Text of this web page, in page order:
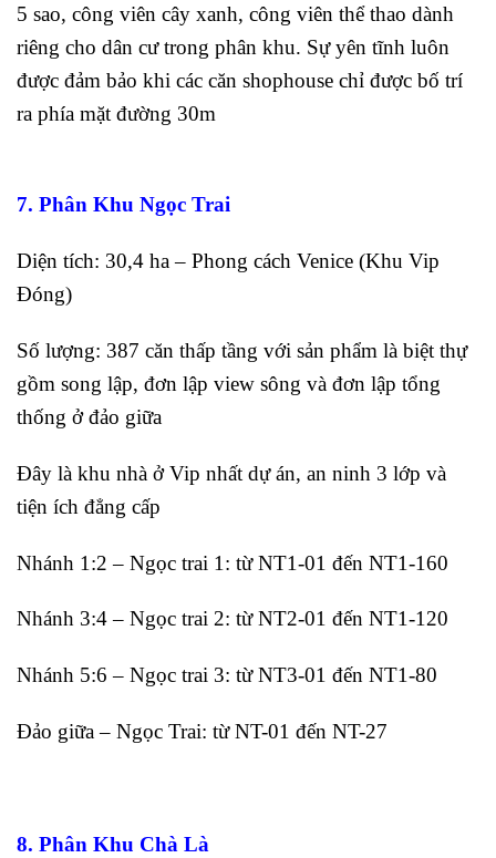
5 sao, công viên cây xanh, công viên thể thao dành
riêng cho dân cư trong phân khu. Sự yên tĩnh luôn
được đảm bảo khi các căn shophouse chỉ được bố trí
ra phía mặt đường 30m
7. Phân Khu Ngọc Trai
Diện tích: 30,4 ha – Phong cách Venice (Khu Vip
Đóng)
Số lượng: 387 căn thấp tầng với sản phẩm là biệt thự
gồm song lập, đơn lập view sông và đơn lập tổng
thống ở đảo giữa
Đây là khu nhà ở Vip nhất dự án, an ninh 3 lớp và
tiện ích đẳng cấp
Nhánh 1:2 – Ngọc trai 1: từ NT1-01 đến NT1-160
Nhánh 3:4 – Ngọc trai 2: từ NT2-01 đến NT1-120
Nhánh 5:6 – Ngọc trai 3: từ NT3-01 đến NT1-80
Đảo giữa – Ngọc Trai: từ NT-01 đến NT-27
8. Phân Khu Chà Là